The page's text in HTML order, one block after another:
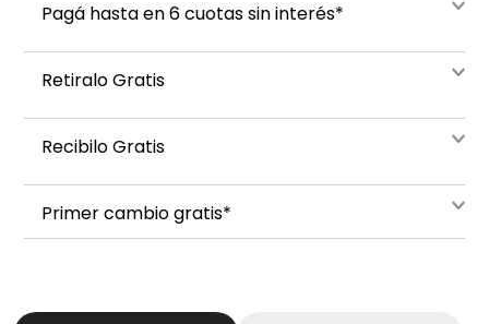
Pagá hasta en 6 cuotas sin interés*
Retiralo Gratis
Recibilo Gratis
Primer cambio gratis*